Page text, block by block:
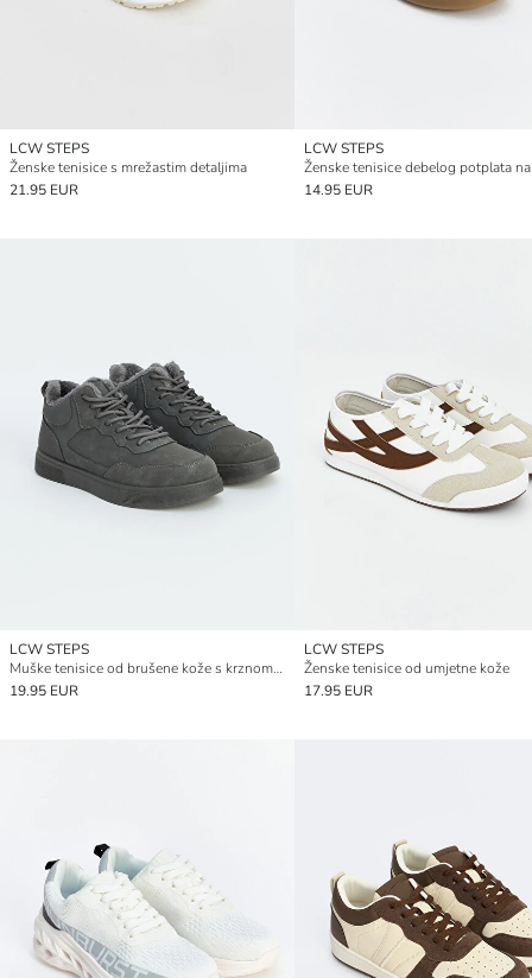
LCW STEPS
Ženske tenisice s mrežastim detaljima
21.95 EUR
LCW STEPS
14.95 EUR
LCW STEPS
Muške tenisice od brušene kože s krznom iznutra
19.95 EUR
LCW STEPS
Ženske tenisice od umjetne kože
17.95 EUR